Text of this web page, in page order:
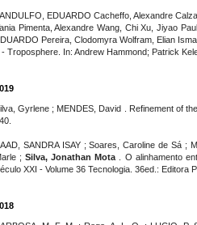
EDUARDO Cacheffo, Alexandre
Pimenta, Alexandre Wang, Chi Xu, Jiyao
Pereira, Clodomyra Wolfram, Elian
- Troposphere. In: Andrew Hammond; Patrick
Gyrlene ; MENDES, David . Refinement of
SANDRA ISAY ; Soares, Caroline de Sá ;
;Silva, Jonathan Mota . O alinhamento
XXI - Volume 36 Tecnologia. 36ed.: Editora